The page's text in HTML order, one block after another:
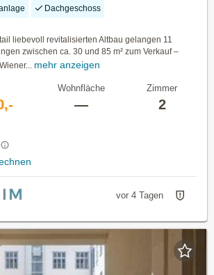
Dachgeschoss
liebevoll revitalisierten Altbau gelangen 11
zwischen ca. 30 und 85 m² zum Verkauf –
mehr anzeigen
Wohnfläche
—
Zimmer
2
vor 4 Tagen